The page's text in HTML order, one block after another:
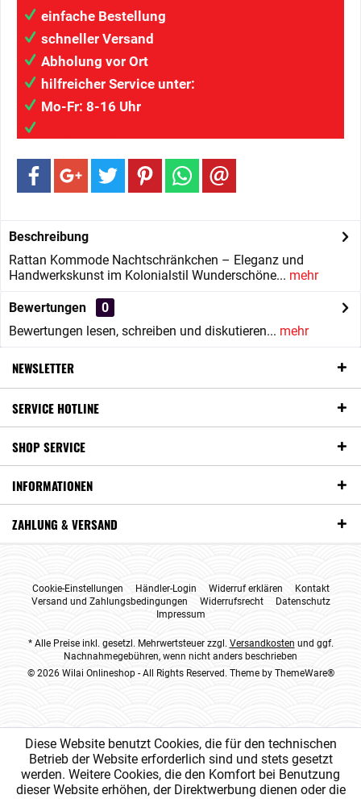
einfache Bestellung
schneller Versand
Abholung vor Ort
hilfreicher Service unter:
Mo-Fr: 8-16 Uhr
Beschreibung
Rattan Kommode Nachtschränkchen – Eleganz und
Handwerkskunst im Kolonialstil Wunderschöne... mehr
Bewertungen
0
Bewertungen lesen, schreiben und diskutieren... mehr
NEWSLETTER
SERVICE HOTLINE
SHOP SERVICE
INFORMATIONEN
ZAHLUNG & VERSAND
Cookie-Einstellungen Händler-Login Widerruf erklären
Kontakt
Versand und Zahlungsbedingungen
Widerrufsrecht
Datenschutz
Impressum
* Alle Preise inkl. gesetzl. Mehrwertsteuer zzgl. Versandkosten und ggf.
Nachnahmegebühren, wenn nicht anders beschrieben
© 2026 Wilai Onlineshop - All Rights Reserved. Theme by ThemeWare®
Diese Website benutzt Cookies, die für den technischen
Betrieb der Website erforderlich sind und stets gesetzt
werden. Weitere Cookies, die den Komfort bei Benutzung
dieser Website erhöhen, der Direktwerbung dienen oder die